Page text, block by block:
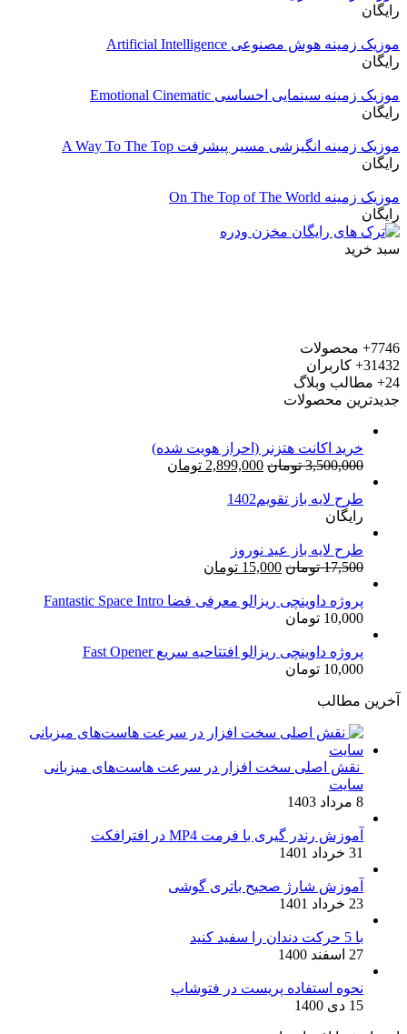
رایگان
موزیک زمینه هوش مصنوعی Artificial Intelligence
رایگان
موزیک زمینه سینمایی احساسی Emotional Cinematic
رایگان
موزیک زمینه انگیزشی مسیر پیشرفت A Way To The Top
رایگان
موزیک زمینه On The Top of The World
رایگان
سبد خرید
7746+
محصولات
31432+
کاربران
24+
مطالب وبلاگ
جدیدترین محصولات
خرید اکانت هتزنر (احراز هویت شده)
3,500,000 تومان قیمت
2,899,000 تومان
طرح لایه باز تقویم1402
رایگان
طرح لایه باز عید نوروز
17,500 تومان قیمت
17,500 تومان
15,000 تومان
15,000 تومان.
پروژه داوینچی ریزالو معرفی فضا Fantastic Space Intro
10,000 تومان
پروژه داوینچی ریزالو افتتاحیه سریع Fast Opener
10,000 تومان
آخرین مطالب
نقش اصلی سخت افزار در سرعت هاست‌های میزبانی
سایت
8 مرداد 1403
آموزش رندر گیری با فرمت MP4 در افترافکت
31 خرداد 1401
آموزش شارژ صحیح باتری گوشی
23 خرداد 1401
با 5 حرکت دندان را سفید کنید
27 اسفند 1400
نحوه استفاده پریست در فتوشاپ
15 دی 1400